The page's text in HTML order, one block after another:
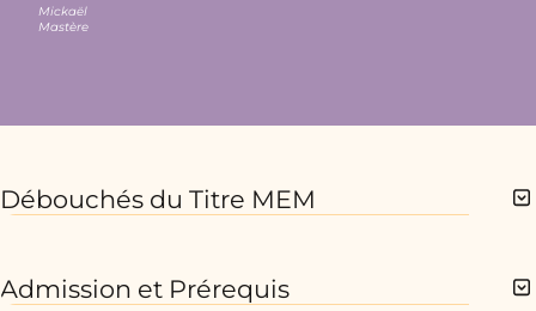
Mickaël
Mastère
Débouchés du Titre MEM
Admission et Prérequis